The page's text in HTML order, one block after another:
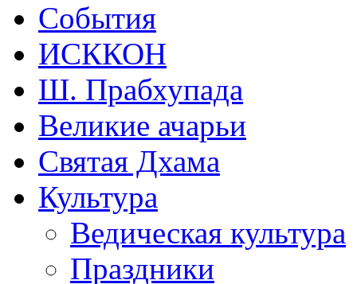
События
ИСККОН
Ш. Прабхупада
Великие ачарьи
Святая Дхама
Культура
Ведическая культура
Праздники